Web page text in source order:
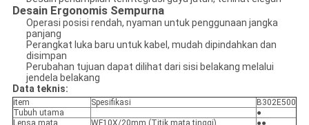
Desain Ergonomis Sempurna
Operasi posisi rendah, nyaman untuk penggunaan jangka
panjang
Perangkat luka baru untuk kabel, mudah dipindahkan dan
disimpan
Perubahan tujuan dapat dilihat dari sisi belakang melalui
jendela belakang
Data teknis:
item Spesifikasi
B302E500
Tubuh utama
●